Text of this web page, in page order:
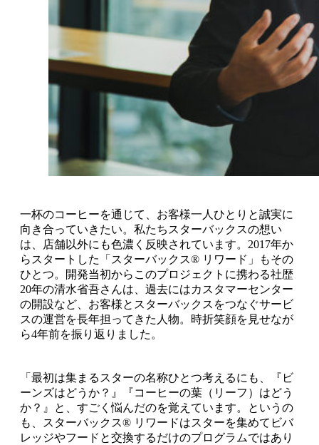
一杯のコーヒーを通じて、お客様一人ひとりと誠実に
向き合っていきたい。私たちスターバックスの想い
は、店舗以外にも色濃く反映されています。2017年か
らスタートした「スターバックス® リワード」もその
ひとつ。開発当初からこのプロジェクトに携わる社歴
20年の清水省吾さんは、過去にはカスタマーセンター
の開設など、お客様とスターバックスをつなぐサービ
スの運営を長年担ってきた人物。時折笑顔を見せなが
ら4年前を振り返りました。
「最初は集まるスターの名称ひとつ考えるにも、『ビ
ーンズはどうか？』『コーヒーの葉（リーフ）はどう
か？』と、すごく悩んだのを覚えています。というの
も、スターバックス® リワードはスターを集めてビバ
レッジやフードと交換するだけのプログラムではあり